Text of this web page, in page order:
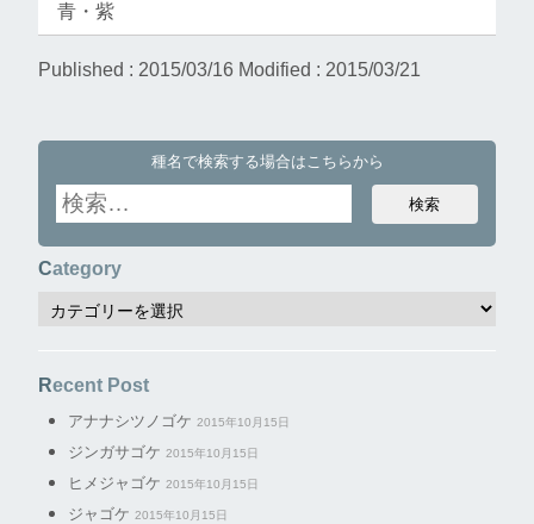
青・紫
Published : 2015/03/16 Modified : 2015/03/21
種名で検索する場合はこちらから
Category
Recent Post
アナナシツノゴケ 2015年10月15日
ジンガサゴケ 2015年10月15日
ヒメジャゴケ 2015年10月15日
ジャゴケ 2015年10月15日